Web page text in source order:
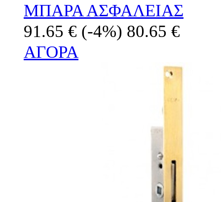
ΜΠΑΡΑ ΑΣΦΑΛΕΙΑΣ
91.65 € (-4%) 80.65 €
ΑΓΟΡΑ